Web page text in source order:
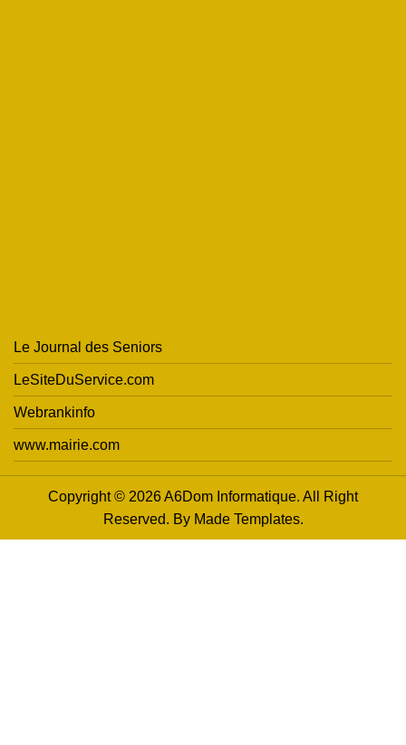
Le Journal des Seniors
LeSiteDuService.com
Webrankinfo
www.mairie.com
Copyright © 2026 A6Dom Informatique. All Right
Reserved. By Made Templates.